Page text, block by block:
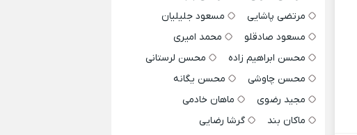
مرتضی پاشایی
مسعود جلیلیان
مسعود صادقلو
محمد امیری
محسن ابراهیم زاده
محسن لرستانی
محسن چاوشی
محسن یگانه
مجید رضوی
ماهان خادمی
ماکان بند
گرشا رضایی